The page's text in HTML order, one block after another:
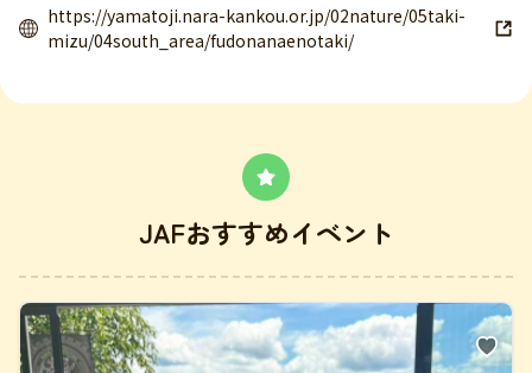
https://yamatoji.nara-kankou.or.jp/02nature/05taki-
mizu/04south_area/fudonanaenotaki/
JAFおすすめイベント